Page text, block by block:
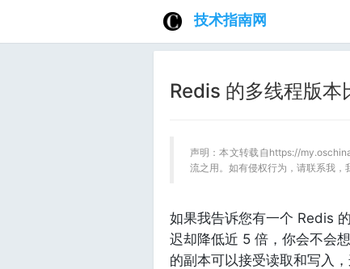
技术指南网
Redis 的多线程版
声明：本文转载自https://
流之用。如有侵权行为，请联系我，
如果我告诉您有一个 Redis
迟却降低近 5 倍，你会不会
的副本可以接受读取和写入